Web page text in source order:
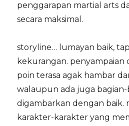
penggarapan martial arts
secara maksimal.
storyline… lumayan baik,
kekurangan. penyampaian
poin terasa agak hambar
walaupun ada juga bagian-
digambarkan dengan baik.
karakter-karakter yang